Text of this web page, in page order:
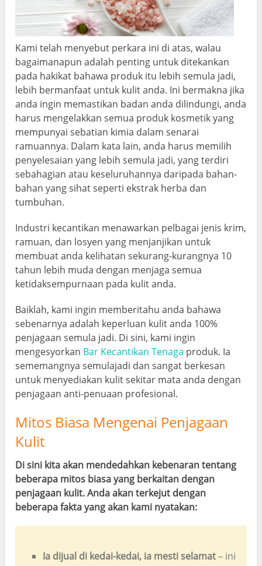
Kami telah menyebut perkara ini di atas, walau
bagaimanapun adalah penting untuk ditekankan
pada hakikat bahawa produk itu lebih semula jadi,
lebih bermanfaat untuk kulit anda. Ini bermakna jika
anda ingin memastikan badan anda dilindungi, anda
harus mengelakkan semua produk kosmetik yang
mempunyai sebatian kimia dalam senarai
ramuannya. Dalam kata lain, anda harus memilih
penyelesaian yang lebih semula jadi, yang terdiri
sebahagian atau keseluruhannya daripada bahan-
bahan yang sihat seperti ekstrak herba dan
tumbuhan.
Industri kecantikan menawarkan pelbagai jenis krim,
ramuan, dan losyen yang menjanjikan untuk
membuat anda kelihatan sekurang-kurangnya 10
tahun lebih muda dengan menjaga semua
ketidaksempurnaan pada kulit anda.
Baiklah, kami ingin memberitahu anda bahawa
sebenarnya adalah keperluan kulit anda 100%
penjagaan semula jadi. Di sini, kami ingin
mengesyorkan Bar Kecantikan Tenaga produk. Ia
sememangnya semulajadi dan sangat berkesan
untuk menyediakan kulit sekitar mata anda dengan
penjagaan anti-penuaan profesional.
Mitos Biasa Mengenai Penjagaan
Kulit
Di sini kita akan mendedahkan kebenaran tentang
beberapa mitos biasa yang berkaitan dengan
penjagaan kulit. Anda akan terkejut dengan
beberapa fakta yang akan kami nyatakan:
Ia dijual di kedai-kedai, ia mesti selamat– ini